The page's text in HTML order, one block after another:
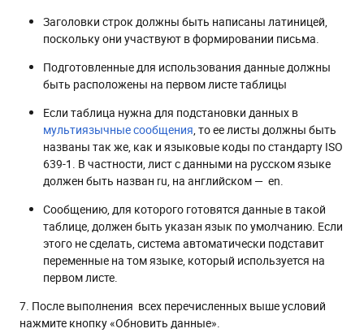
Заголовки строк должны быть написаны латиницей,
поскольку они участвуют в формировании письма.
Подготовленные для использования данные должны
быть расположены на первом листе таблицы
Если таблица нужна для подстановки данных в
мультиязычные сообщения, то ее листы должны быть
названы так же, как и языковые коды по стандарту ISO
639-1. В частности, лист с данными на русском языке
должен быть назван ru, на английском — en.
Сообщению, для которого готовятся данные в такой
таблице, должен быть указан язык по умолчанию. Если
этого не сделать, система автоматически подставит
переменные на том языке, который используется на
первом листе.
7. После выполнения всех перечисленных выше условий
нажмите кнопку «Обновить данные».